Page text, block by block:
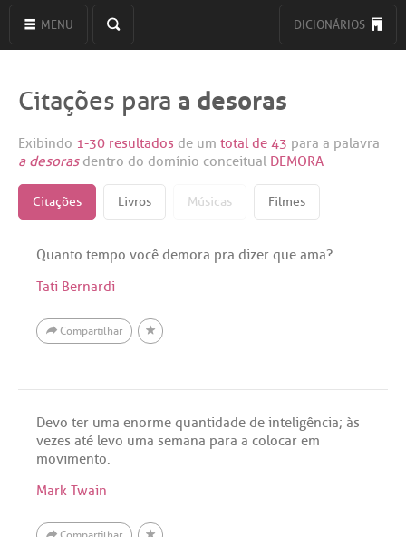
MENU DICIONÁRIOS
Citações para a desoras
Exibindo 1-30 resultados de um total de 43 para a palavra
a desorasdentro do domínio conceitual DEMORA
Citações Livros Músicas Filmes
Quanto tempo você demora pra dizer que ama?
Tati Bernardi
Compartilhar
Devo ter uma enorme quantidade de inteligência; às
vezes até levo uma semana para a colocar em
movimento.
Mark Twain